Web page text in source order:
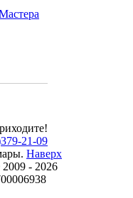
379-21-09
. Наверх
- 2026